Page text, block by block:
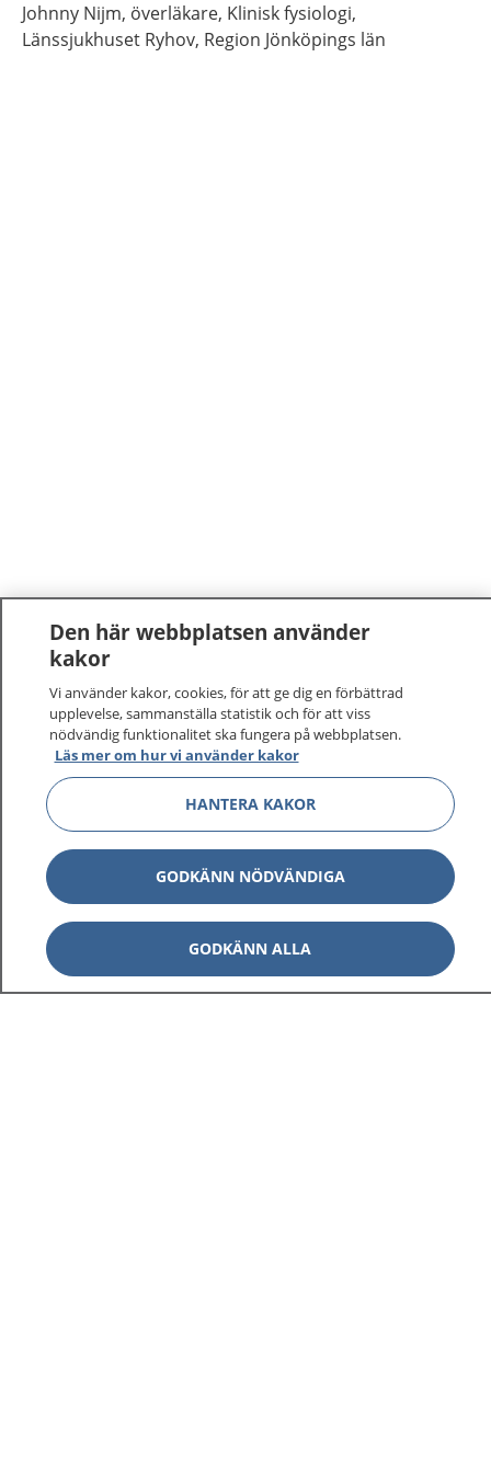
Johnny Nijm, överläkare, Klinisk fysiologi,
Länssjukhuset Ryhov, Region Jönköpings län
1177 tryggt om din hälsa och vård
På 1177.se får du råd om hälsa och information om
sjukdomar och vilka mottagningar du kan kontakta.
Logga in för att läsa din journal och göra dina
vårdärenden. Ring telefonnummer 1177 för
sjukvårdsrådgivning dygnet runt.
1177 ger dig råd när du vill må bättre.
Den här webbplatsen använder
kakor
Vi använder kakor, cookies, för att ge dig en förbättrad
upplevelse, sammanställa statistik och för att viss
nödvändig funktionalitet ska fungera på webbplatsen.
Läs mer om hur vi använder kakor
HANTERA KAKOR
GODKÄNN NÖDVÄNDIGA
GODKÄNN ALLA